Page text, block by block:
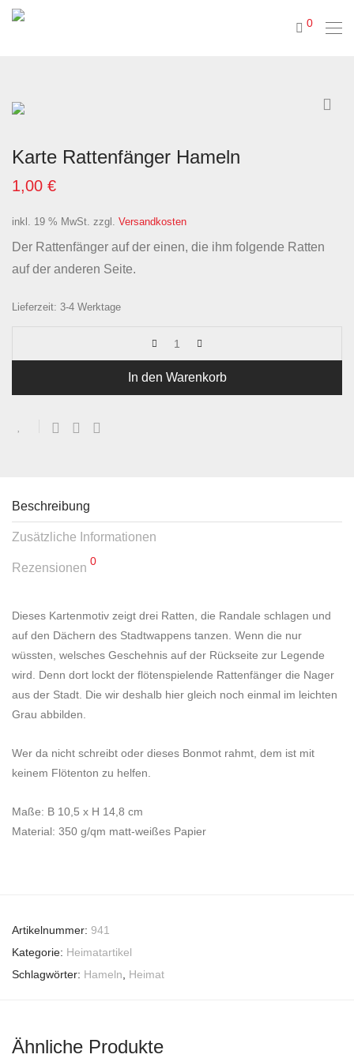
0
Karte Rattenfänger Hameln
1,00 €
inkl. 19 % MwSt. zzgl. Versandkosten
Der Rattenfänger auf der einen, die ihm folgende Ratten
auf der anderen Seite.
Lieferzeit: 3-4 Werktage
In den Warenkorb
Beschreibung
Zusätzliche Informationen
Rezensionen 0
Dieses Kartenmotiv zeigt drei Ratten, die Randale schlagen und
auf den Dächern des Stadtwappens tanzen. Wenn die nur
wüssten, welsches Geschehnis auf der Rückseite zur Legende
wird. Denn dort lockt der flötenspielende Rattenfänger die Nager
aus der Stadt. Die wir deshalb hier gleich noch einmal im leichten
Grau abbilden.
Wer da nicht schreibt oder dieses Bonmot rahmt, dem ist mit
keinem Flötenton zu helfen.
Maße: B 10,5 x H 14,8 cm
Material: 350 g/qm matt-weißes Papier
Artikelnummer: 941
Kategorie: Heimatartikel
Schlagwörter: Hameln, Heimat
Ähnliche Produkte